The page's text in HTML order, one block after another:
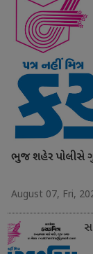
ભુજ શહેર પોલીસે
August 07, Fri,